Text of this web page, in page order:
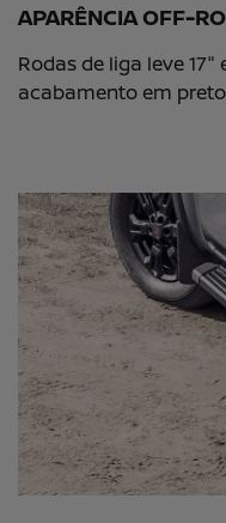
APARÊNCIA OFF-
Rodas de liga leve 17"
acabamento em